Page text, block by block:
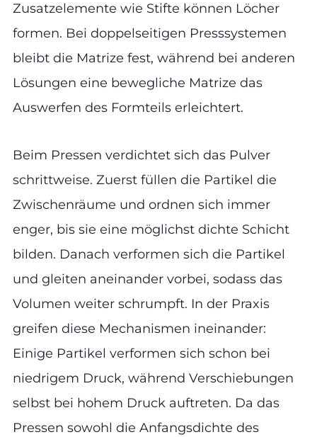
Zusatzelemente wie Stifte können Löcher
formen. Bei doppelseitigen Presssystemen
bleibt die Matrize fest, während bei anderen
Lösungen eine bewegliche Matrize das
Auswerfen des Formteils erleichtert.
Beim Pressen verdichtet sich das Pulver
schrittweise. Zuerst füllen die Partikel die
Zwischenräume und ordnen sich immer
enger, bis sie eine möglichst dichte Schicht
bilden. Danach verformen sich die Partikel
und gleiten aneinander vorbei, sodass das
Volumen weiter schrumpft. In der Praxis
greifen diese Mechanismen ineinander:
Einige Partikel verformen sich schon bei
niedrigem Druck, während Verschiebungen
selbst bei hohem Druck auftreten. Da das
Pressen sowohl die Anfangsdichte des